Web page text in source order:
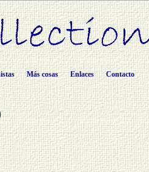
Más cosas Enlaces Contacto